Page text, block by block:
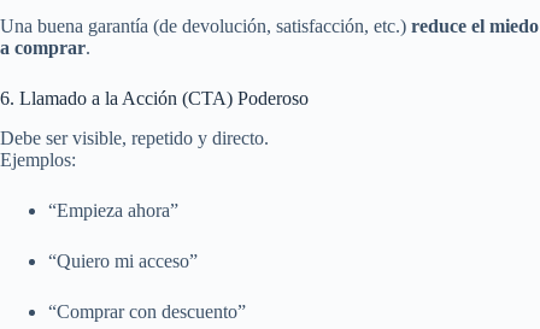
Una buena garantía (de devolución, satisfacción, etc.) reduce el miedo
a comprar.
6. Llamado a la Acción (CTA) Poderoso
Debe ser visible, repetido y directo.
Ejemplos:
“Empieza ahora”
“Quiero mi acceso”
“Comprar con descuento”